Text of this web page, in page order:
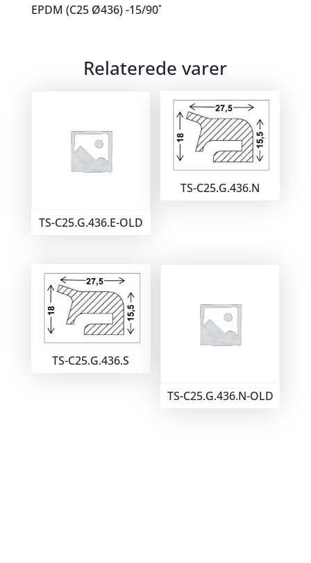
EPDM (C25 Ø436) -15/90˚
Relaterede varer
TS-C25.G.436.E-OLD
TS-C25.G.436.N
TS-C25.G.436.S
TS-C25.G.436.N-OLD